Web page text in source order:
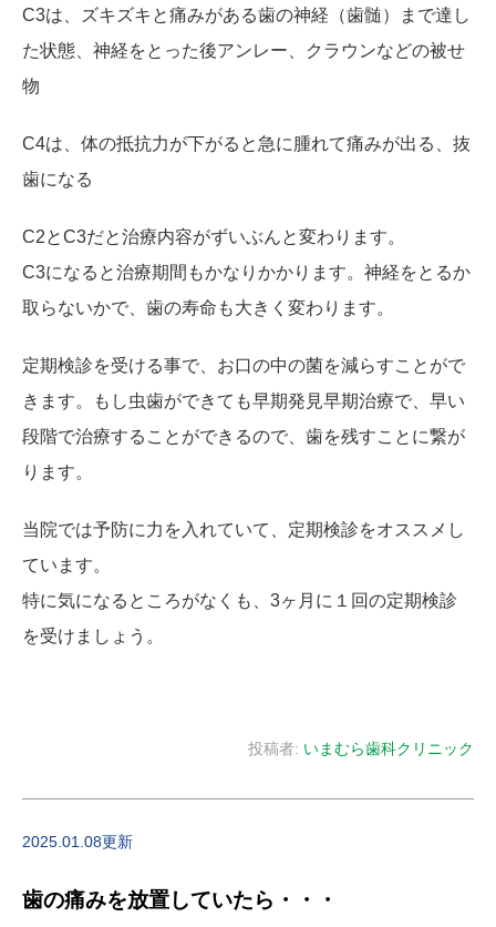
C3は、ズキズキと痛みがある歯の神経（歯髄）まで達し
た状態、神経をとった後アンレー、クラウンなどの被せ
物
C4は、体の抵抗力が下がると急に腫れて痛みが出る、抜
歯になる
C2とC3だと治療内容がずいぶんと変わります。
C3になると治療期間もかなりかかります。神経をとるか
取らないかで、歯の寿命も大きく変わります。
定期検診を受ける事で、お口の中の菌を減らすことがで
きます。もし虫歯ができても早期発見早期治療で、早い
段階で治療することができるので、歯を残すことに繋が
ります。
当院では予防に力を入れていて、定期検診をオススメし
ています。
特に気になるところがなくも、3ヶ月に１回の定期検診
を受けましょう。
投稿者: いまむら歯科クリニック
2025.01.08更新
歯の痛みを放置していたら・・・